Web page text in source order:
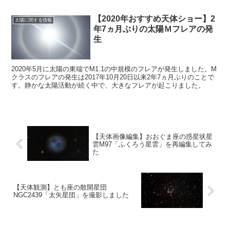
太陽に関する情報
【2020年おすすめ天体ショー】2
年7ヵ月ぶりの太陽Ｍフレアの発
生
2020年5月に太陽の東端でM1.1の中規模のフレアが発生しました。M
クラスのフレアの発生は2017年10月20日以来2年7ヵ月ぶりのことで
す。静かな太陽活動が続く中で、大きなフレアが起こりました。
【天体画像編集】おおぐま座の惑星状星
雲M97「ふくろう星雲」を再編集してみ
た
【天体観測】とも座の散開星団
NGC2439「太矢星団」を撮影しました